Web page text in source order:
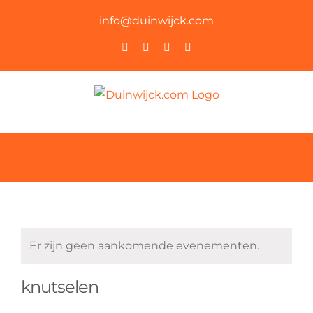
info@duinwijck.com
InstagramFacebookYouTube
Er zijn geen aankomende evenementen.
knutselen